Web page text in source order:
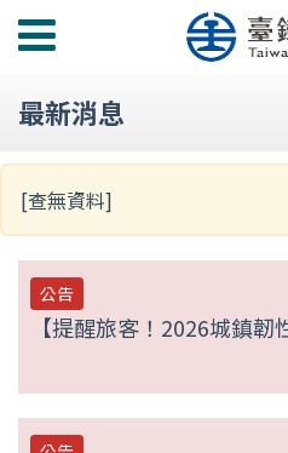
功
選
最新消息
[查無資料]
公告
【提醒旅客！2026城鎮韌